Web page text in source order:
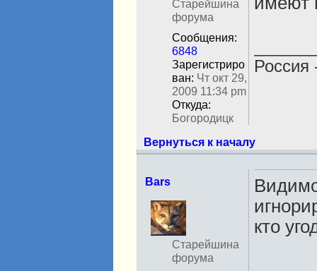
Старейшина
форума
Сообщения:
6848
Зарегистриро
ван: Чт окт 29,
2009 11:34 pm
Откуда:
Богородицк
Россия
Вернуться к началу
Bars
Н
е
в
Старейшина
форума
кто